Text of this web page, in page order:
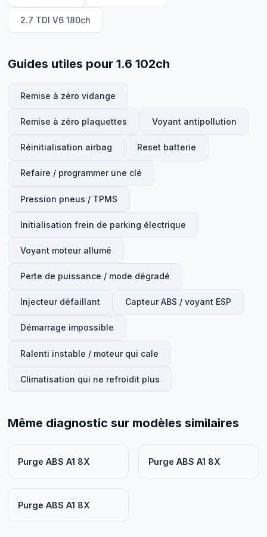
2.7 TDI V6 180ch
Guides utiles pour 1.6 102ch
Remise à zéro vidange
Remise à zéro plaquettes Voyant antipollution
Réinitialisation airbag Reset batterie
Refaire / programmer une clé
Pression pneus / TPMS
Initialisation frein de parking électrique
Voyant moteur allumé
Perte de puissance / mode dégradé
Injecteur défaillant Capteur ABS / voyant ESP
Démarrage impossible
Ralenti instable / moteur qui cale
Climatisation qui ne refroidit plus
Même diagnostic sur modèles similaires
Purge ABS A1 8X Purge ABS A1 8X
Purge ABS A1 8X